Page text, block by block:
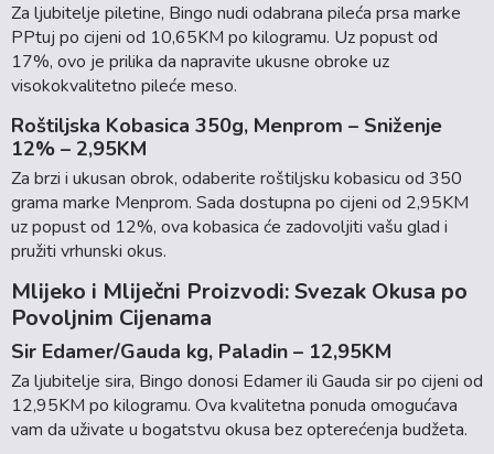
Za ljubitelje piletine, Bingo nudi odabrana pileća prsa marke
PPtuj po cijeni od 10,65KM po kilogramu. Uz popust od
17%, ovo je prilika da napravite ukusne obroke uz
visokokvalitetno pileće meso.
Roštiljska Kobasica 350g, Menprom – Sniženje
12% – 2,95KM
Za brzi i ukusan obrok, odaberite roštiljsku kobasicu od 350
grama marke Menprom. Sada dostupna po cijeni od 2,95KM
uz popust od 12%, ova kobasica će zadovoljiti vašu glad i
pružiti vrhunski okus.
Mlijeko i Mliječni Proizvodi: Svezak Okusa po
Povoljnim Cijenama
Sir Edamer/Gauda kg, Paladin – 12,95KM
Za ljubitelje sira, Bingo donosi Edamer ili Gauda sir po cijeni od
12,95KM po kilogramu. Ova kvalitetna ponuda omogućava
vam da uživate u bogatstvu okusa bez opterećenja budžeta.